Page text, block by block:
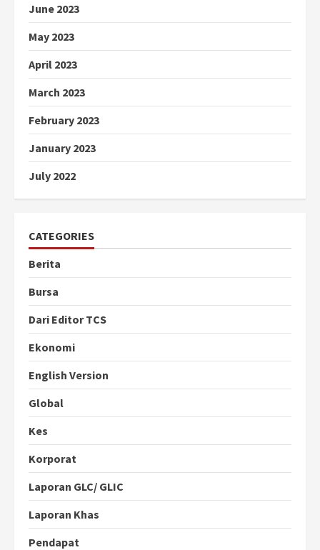
June 2023
May 2023
April 2023
March 2023
February 2023
January 2023
July 2022
CATEGORIES
Berita
Bursa
Dari Editor TCS
Ekonomi
English Version
Global
Kes
Korporat
Laporan GLC/ GLIC
Laporan Khas
Pendapat